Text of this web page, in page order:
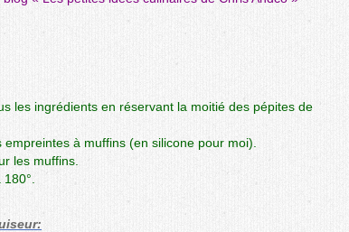
les ingrédients en réservant la moitié des pépites de
à muffins (en silicone pour moi).
les muffins.